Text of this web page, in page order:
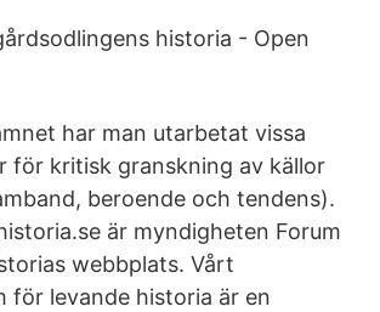
historia - Open
har man utarbetat vissa
för kritisk granskning av källor
beroende och tendens).
är myndigheten Forum
webbplats. Vårt
för levande historia är en